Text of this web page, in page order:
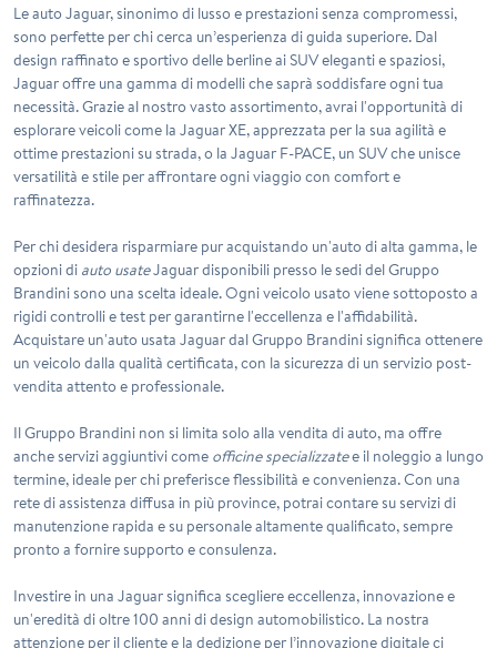
Le auto Jaguar, sinonimo di lusso e prestazioni senza compromessi,
sono perfette per chi cerca un’esperienza di guida superiore. Dal
design raffinato e sportivo delle berline ai SUV eleganti e spaziosi,
Jaguar offre una gamma di modelli che saprà soddisfare ogni tua
necessità. Grazie al nostro vasto assortimento, avrai l'opportunità di
esplorare veicoli come la Jaguar XE, apprezzata per la sua agilità e
ottime prestazioni su strada, o la Jaguar F-PACE, un SUV che unisce
versatilità e stile per affrontare ogni viaggio con comfort e
raffinatezza.
Per chi desidera risparmiare pur acquistando un'auto di alta gamma, le
opzioni di auto usateJaguar disponibili presso le sedi del Gruppo
Brandini sono una scelta ideale. Ogni veicolo usato viene sottoposto a
rigidi controlli e test per garantirne l'eccellenza e l'affidabilità.
Acquistare un'auto usata Jaguar dal Gruppo Brandini significa ottenere
un veicolo dalla qualità certificata, con la sicurezza di un servizio post-
vendita attento e professionale.
Il Gruppo Brandini non si limita solo alla vendita di auto, ma offre
anche servizi aggiuntivi come officine specializzatee il noleggio a lungo
termine, ideale per chi preferisce flessibilità e convenienza. Con una
rete di assistenza diffusa in più province, potrai contare su servizi di
manutenzione rapida e su personale altamente qualificato, sempre
pronto a fornire supporto e consulenza.
Investire in una Jaguar significa scegliere eccellenza, innovazione e
un'eredità di oltre 100 anni di design automobilistico. La nostra
attenzione per il cliente e la dedizione per l’innovazione digitale ci